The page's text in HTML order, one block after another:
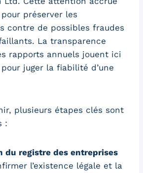
préserver les
contre de possibles fraudes
La transparence
rapports annuels jouent ici
juger la fiabilité d’une
plusieurs étapes clés sont
:
du registre des entreprises
l’existence légale et la